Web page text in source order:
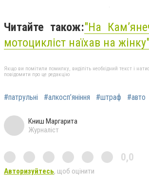
Читайте також:"На
мотоцикліст наїхав на
Якщо ви помітили помилку, виділіть необхідний текст і
повідомити про це редакцію
#патрульні #алкосп’яніння #штраф #авто
Книш Маргарита
Журналіст
0,0
Авторизуйтесь, щоб оцінити